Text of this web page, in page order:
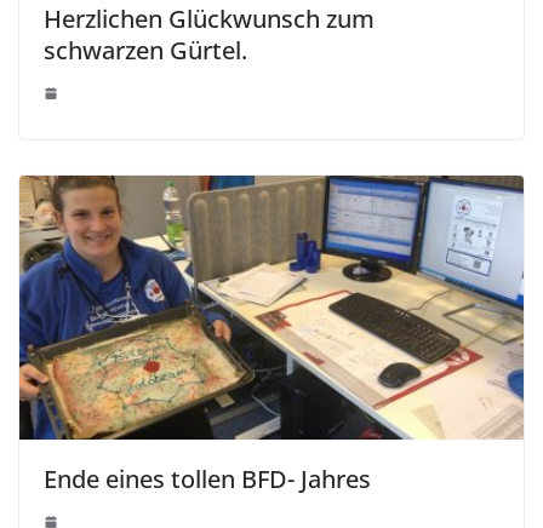
Herzlichen Glückwunsch zum
schwarzen Gürtel.
Ende eines tollen BFD- Jahres